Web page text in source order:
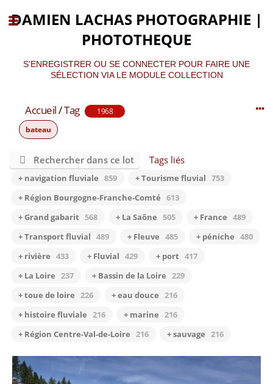
DAMIEN LACHAS PHOTOGRAPHIE |
PHOTOTHEQUE
S'ENREGISTRER OU SE CONNECTER POUR FAIRE UNE
SÉLECTION VIA LE MODULE COLLECTION
Accueil/Tag
1968
bateau
Rechercher dans ce lot Tags liés
+ navigation fluviale 859 + Tourisme fluvial 753
+ Région Bourgogne-Franche-Comté 613
+ Grand gabarit 568 + La Saône 505 + France 489
+ Transport fluvial 489 + Fleuve 485 + péniche 480
+ rivière 433 + Fluvial 429 + port 417
+ La Loire 237 + Bassin de la Loire 229
+ toue de loire 226 + eau douce 216
+ histoire fluviale 216 + marine 216
+ Région Centre-Val-de-Loire 216 + sauvage 216